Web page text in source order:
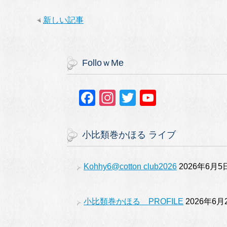
新しい記事
FolloｗMe
F
c
e
b
o
k
In
a
gr
a
T
tt
er
u
T
u
e
小比類巻かほる ライブ
Kohhy6@cotton club2026 2026年6月5
小比類巻かほる PROFILE 2026年6月